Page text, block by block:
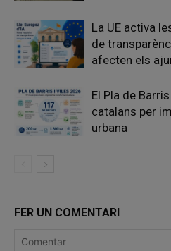
La UE activa
de
afecten els
El Pla de
catalans per
urbana
FER UN COMENTARI